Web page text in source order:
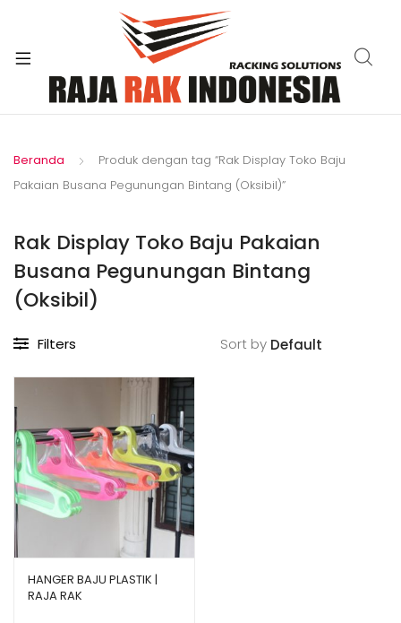
Beranda
Produk dengan tag “Rak Display Toko Baju
Pakaian Busana Pegunungan Bintang (Oksibil)”
Rak Display Toko Baju Pakaian
Busana Pegunungan Bintang
(Oksibil)
Filters Sort by
HANGER BAJU PLASTIK |
RAJA RAK